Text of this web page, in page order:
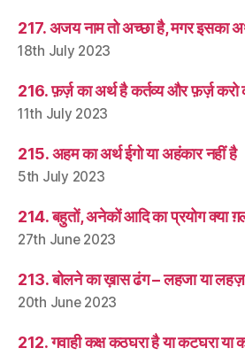
217. अजय नाम तो अच्छा है, मगर इसका
18th July 2023
216. फ़र्ज़ का अर्थ है कर्तव्य और फ़र्ज़ करो
11th July 2023
215. अहम का अर्थ ईगो या अहंकार नहीं है
5th July 2023
214. बहुतों, अनेकों आदि का प्रयोग क्या
27th June 2023
213. बोलने का ख़ास ढंग – लहजा या
20th June 2023
212. गवाही कक्ष कठघरा है या कटघरा या